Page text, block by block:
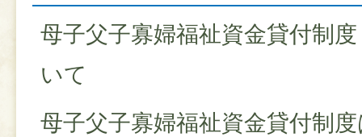
母子父子寡婦福祉資金貸付制
いて
母子父子寡婦福祉資金貸付制